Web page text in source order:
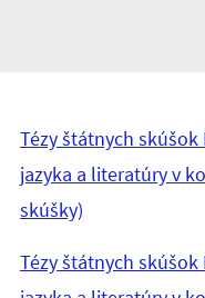
Tézy štátnych
jazyka a literatúry v
skúšky)
Tézy štátnych